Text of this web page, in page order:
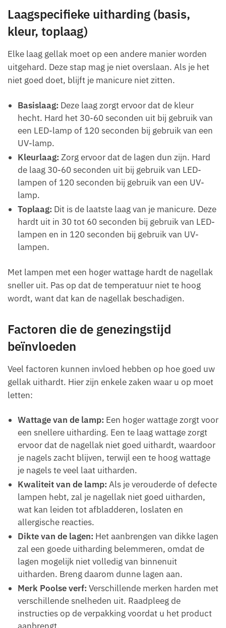
Laagspecifieke uitharding (basis,
kleur, toplaag)
Elke laag gellak moet op een andere manier worden
uitgehard. Deze stap mag je niet overslaan. Als je het
niet goed doet, blijft je manicure niet zitten.
Basislaag: Deze laag zorgt ervoor dat de kleur
hecht. Hard het 30-60 seconden uit bij gebruik van
een LED-lamp of 120 seconden bij gebruik van een
UV-lamp.
Kleurlaag: Zorg ervoor dat de lagen dun zijn. Hard
de laag 30-60 seconden uit bij gebruik van LED-
lampen of 120 seconden bij gebruik van een UV-
lamp.
Toplaag: Dit is de laatste laag van je manicure. Deze
hardt uit in 30 tot 60 seconden bij gebruik van LED-
lampen en in 120 seconden bij gebruik van UV-
lampen.
Met lampen met een hoger wattage hardt de nagellak
sneller uit. Pas op dat de temperatuur niet te hoog
wordt, want dat kan de nagellak beschadigen.
Factoren die de genezingstijd
beïnvloeden
Veel factoren kunnen invloed hebben op hoe goed uw
gellak uithardt. Hier zijn enkele zaken waar u op moet
letten:
Wattage van de lamp: Een hoger wattage zorgt voor
een snellere uitharding. Een te laag wattage zorgt
ervoor dat de nagellak niet goed uithardt, waardoor
je nagels zacht blijven, terwijl een te hoog wattage
je nagels te veel laat uitharden.
Kwaliteit van de lamp: Als je verouderde of defecte
lampen hebt, zal je nagellak niet goed uitharden,
wat kan leiden tot afbladderen, loslaten en
allergische reacties.
Dikte van de lagen: Het aanbrengen van dikke lagen
zal een goede uitharding belemmeren, omdat de
lagen mogelijk niet volledig van binnenuit
uitharden. Breng daarom dunne lagen aan.
Merk Poolse verf: Verschillende merken harden met
verschillende snelheden uit. Raadpleeg de
instructies op de verpakking voordat u het product